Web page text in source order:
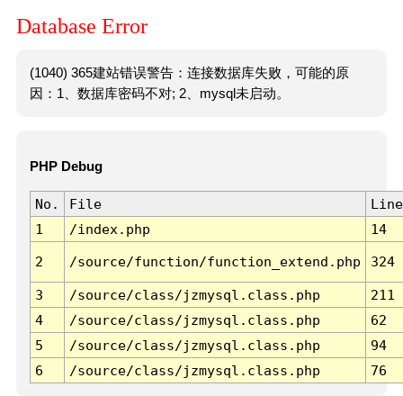
Database Error
(1040) 365建站错误警告：连接数据库失败，可能的原
因：1、数据库密码不对; 2、mysql未启动。
PHP Debug
No. File
Line
1
/index.php 14
2 /source/function/function_extend.php 324
3 /source/class/jzmysql.class.php
211
4
/source/class/jzmysql.class.php
62
5
/source/class/jzmysql.class.php
94
6
/source/class/jzmysql.class.php 76